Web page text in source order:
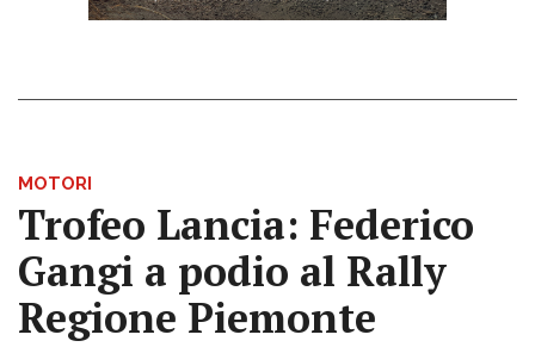
MOTORI
Trofeo Lancia: Federico
Gangi a podio al Rally
Regione Piemonte